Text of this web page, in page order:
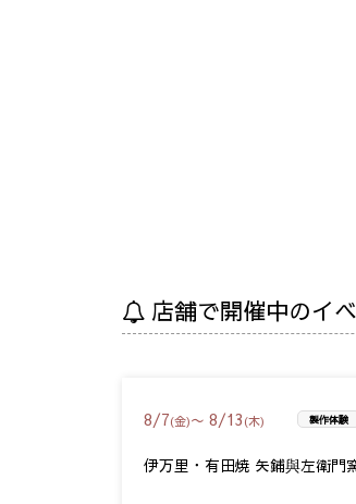
店舗で開催中のイ
8/7(金)〜 8/13 (木) 製作体験
伊万里・有田焼 矢鋪與左衛門